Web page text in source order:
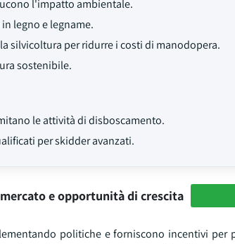
l'impatto ambientale.
legno e legname.
silvicoltura per ridurre i costi di manodopera.
sostenibile.
le attività di disboscamento.
per skidder avanzati.
e opportunità di crescita
politiche e forniscono incentivi per